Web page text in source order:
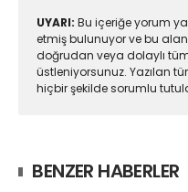
UYARI: Bu içeriğe yorum
etmiş bulunuyor ve bu
doğrudan veya dolaylı
üstleniyorsunuz. Yazılan
hiçbir şekilde sorumlu
BENZER HABERLER